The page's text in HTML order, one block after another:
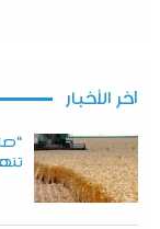
آخر الأخبار